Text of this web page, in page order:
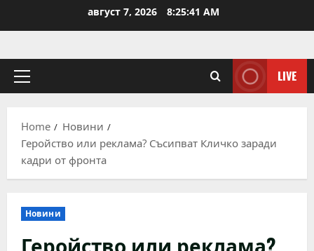
август 7, 2026 8:25:42 AM
Primary
LIVE
Home
Новини
Геройство или реклама? Съсипват Кличко заради
кадри от фронта
Новини
Геройство или реклама?